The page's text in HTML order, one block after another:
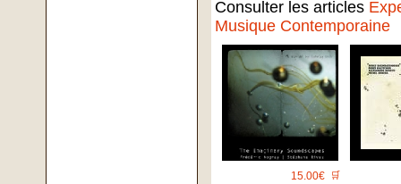
Consulter les articles
Musique Contemporaine
15.00€ 🛒